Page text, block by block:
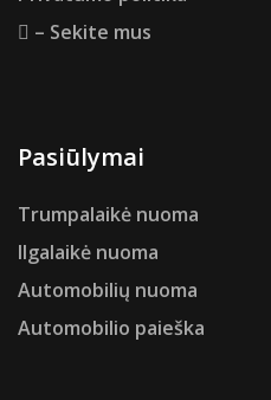
– Sekite mus
Pasiūlymai
Trumpalaikė nuoma
Ilgalaikė nuoma
Automobilių nuoma
Automobilio paieška